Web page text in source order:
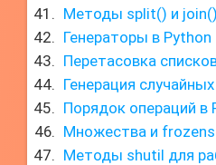
Методы split() и
Генераторы в Python
Перетасовка
Генерация
Порядок операций в
Множества и
Методы shutil для